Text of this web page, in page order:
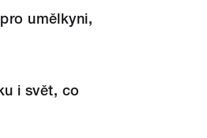
umělkyni,
i svět, co